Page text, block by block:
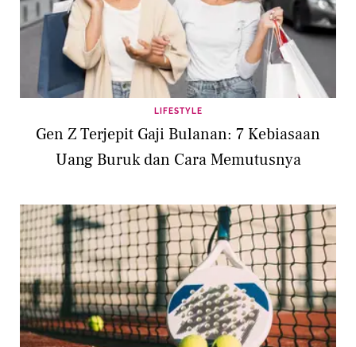
LIFESTYLE
Gen Z Terjepit Gaji Bulanan: 7 Kebiasaan
Uang Buruk dan Cara Memutusnya